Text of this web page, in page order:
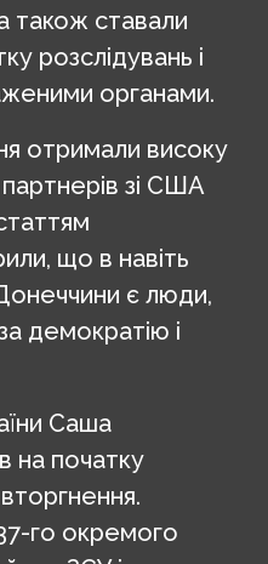
також ставали
розслідувань і
органами.
отримали високу
зі США
що в навіть
є люди,
демократію і
Саша
на початку
го окремого